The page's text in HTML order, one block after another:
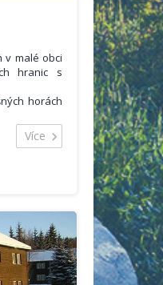
v malé obci
hranic s
horách
zajímavých
Více